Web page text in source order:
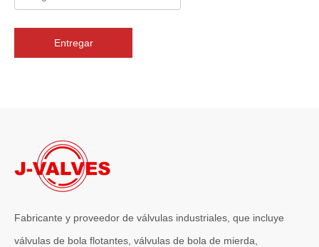
Entregar
Fabricante y proveedor de válvulas industriales, que incluye
válvulas de bola flotantes, válvulas de bola de mierda,